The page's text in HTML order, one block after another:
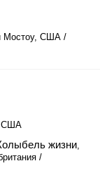
Мостоу, США /
США
жизни,
/